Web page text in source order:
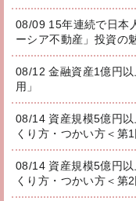
08/09 15年連続で日本
ーシア不動産」投資の
08/12 金融資産1億円
用」
08/14 資産規模5億円
くり方・つかい方＜第
08/14 資産規模5億円
くり方・つかい方＜第